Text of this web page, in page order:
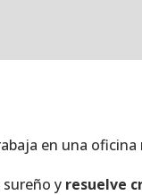
en una
y resuelve